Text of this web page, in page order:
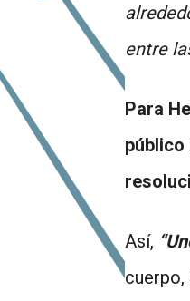
entre
Para
público
Así,